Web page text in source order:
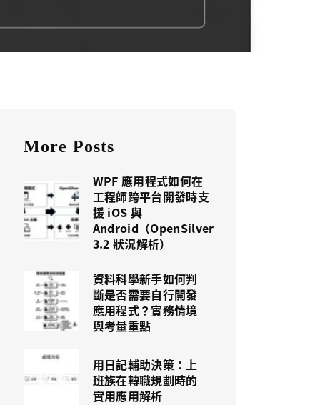
More Posts
WPF 應用程式如何在
工程師跨平台開發時支
援 iOS 與
Android（OpenSilver
3.2 狀況解析）
資料科學新手如何判
斷是否需要自行開發
應用程式？實務情境
與考量重點
用日記輔助決策：上
班族在轉職規劃時的
實用應用解析